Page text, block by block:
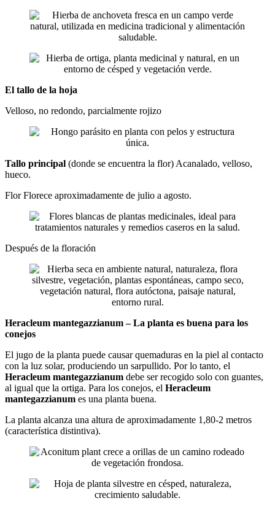
El tallo de la hoja
Velloso, no redondo, parcialmente rojizo
Tallo principal (donde se encuentra la flor) Acanalado, velloso,
hueco.
Flor Florece aproximadamente de julio a agosto.
Después de la floración
Heracleum mantegazzianum – La planta es buena para los
conejos
El jugo de la planta puede causar quemaduras en la piel al contacto
con la luz solar, produciendo un sarpullido. Por lo tanto, el
Heracleum mantegazzianum debe ser recogido solo con guantes,
al igual que la ortiga. Para los conejos, el Heracleum
mantegazzianum es una planta buena.
La planta alcanza una altura de aproximadamente 1,80-2 metros
(característica distintiva).